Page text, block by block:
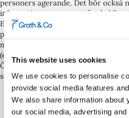
This website uses cookies
We use cookies to personalise
provide social media features
We also share information about
our social media, advertising
personers agerande. Det bör också
information som en part är skyldig
Eftersom det kan vara svårt att
pengar i de fall som någon bryter
man överväga att ta in en
(ett standardiserat belopp) ska utgå
Övriga punkter som regelmässigt
sekretessavtal är:
Undantag från
måste ske enligt tvingande